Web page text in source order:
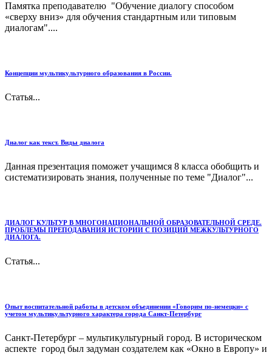
Памятка преподавателю "Обучение диалогу способом
«сверху вниз» для обучения стандартным или типовым
диалогам"....
Концепции мультикультурного образования в России.
Статья...
Диалог как текст. Виды диалога
Данная презентация поможет учащимся 8 класса обобщить и
систематизировать знания, полученные по теме "Диалог"...
ДИАЛОГ КУЛЬТУР В МНОГОНАЦИОНАЛЬНОЙ ОБРАЗОВАТЕЛЬНОЙ СРЕДЕ.
ПРОБЛЕМЫ ПРЕПОДАВАНИЯ ИСТОРИИ С ПОЗИЦИЙ МЕЖКУЛЬТУРНОГО
ДИАЛОГА.
Статья...
Опыт воспитательной работы в детском объединении «Говорим по-немецки» с
учетом мультикультурного характера города Санкт-Петербург
Санкт-Петербург – мультикультурный город. В историческом
аспекте город был задуман создателем как «Окно в Европу» и